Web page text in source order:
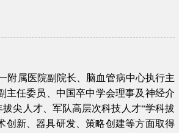
附属医院副院长、脑血管病中心执行主
主任委员、中国卒中学会理事及神经介
拔尖人才、军队高层次科技人才“学科拔
创新、器具研发、策略创建等方面取得